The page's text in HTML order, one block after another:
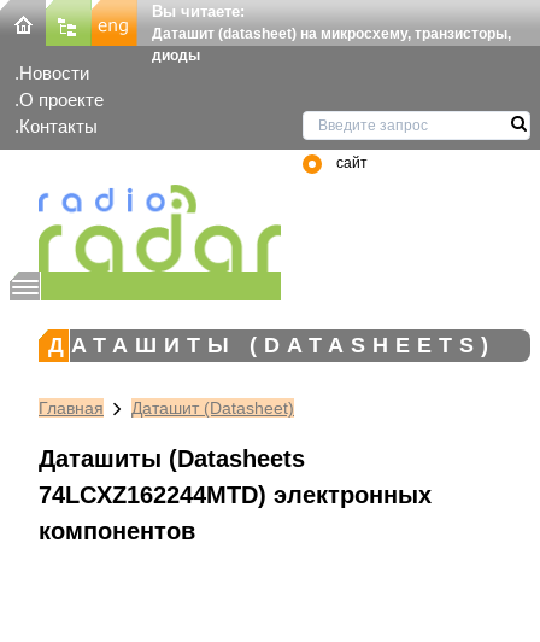
Вы читаете:
Даташит (datasheet) на микросхему, транзисторы,
диоды
Новости
О проекте
Контакты
сайт
ДАТАШИТЫ (DATASHEETS)
Главная Даташит (Datasheet)
Даташиты (Datasheets
74LCXZ162244MTD) электронных
компонентов